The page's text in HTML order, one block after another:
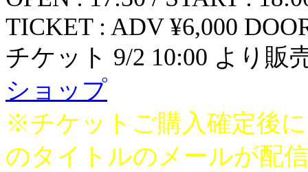
TICKET : ADV ¥6,000
チケット 9/2 10:00 より
ショップ
※チケットご購入確定後
のタイトルのメールが配